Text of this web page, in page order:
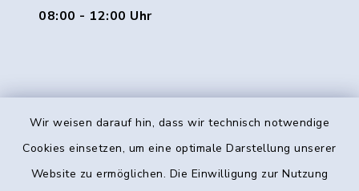
Wir weisen darauf hin, dass wir technisch notwendige
Cookies einsetzen, um eine optimale Darstellung unserer
Website zu ermöglichen. Die Einwilligung zur Nutzung
08:00 - 12:00 Uhr
Kontakt